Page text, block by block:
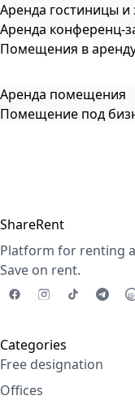
Аренда гостиницы и
Аренда конференц-
Помещения в
Аренда помещения
Помещение под
ShareRent
Platform for renting
Save on rent.
Categories
Free designation
Offices